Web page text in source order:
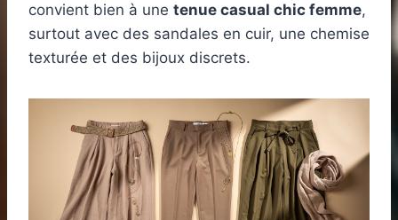
convient bien à une tenue casual chic femme,
surtout avec des sandales en cuir, une chemise
texturée et des bijoux discrets.